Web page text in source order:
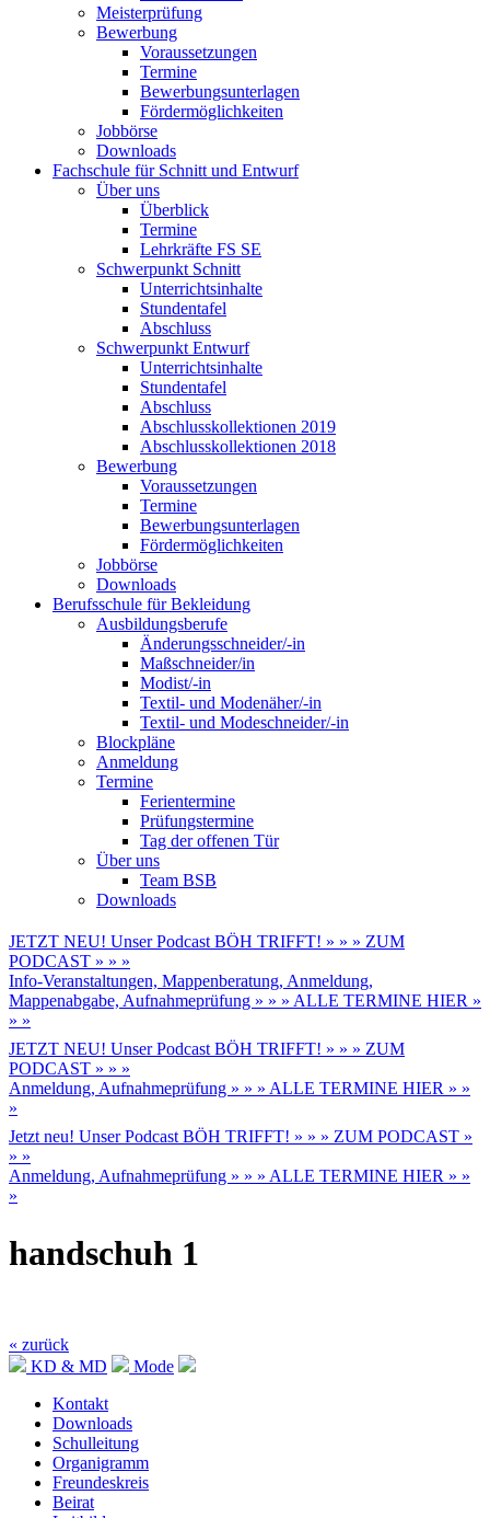
Meisterprüfung
Bewerbung
Voraussetzungen
Termine
Bewerbungsunterlagen
Fördermöglichkeiten
Jobbörse
Downloads
Fachschule für Schnitt und Entwurf
Über uns
Überblick
Termine
Lehrkräfte FS SE
Schwerpunkt Schnitt
Unterrichtsinhalte
Stundentafel
Abschluss
Schwerpunkt Entwurf
Unterrichtsinhalte
Stundentafel
Abschluss
Abschlusskollektionen 2019
Abschlusskollektionen 2018
Bewerbung
Voraussetzungen
Termine
Bewerbungsunterlagen
Fördermöglichkeiten
Jobbörse
Downloads
Berufsschule für Bekleidung
Ausbildungsberufe
Änderungsschneider/-in
Maßschneider/in
Modist/-in
Textil- und Modenäher/-in
Textil- und Modeschneider/-in
Blockpläne
Anmeldung
Termine
Ferientermine
Prüfungstermine
Tag der offenen Tür
Über uns
Team BSB
Downloads
JETZT NEU! Unser Podcast BÖH TRIFFT! » » » ZUM
PODCAST » » »
Info-Veranstaltungen, Mappenberatung, Anmeldung,
Mappenabgabe, Aufnahmeprüfung » » » ALLE TERMINE HIER »
» »
JETZT NEU! Unser Podcast BÖH TRIFFT! » » » ZUM
PODCAST » » »
Anmeldung, Aufnahmeprüfung » » » ALLE TERMINE HIER » »
»
Jetzt neu! Unser Podcast BÖH TRIFFT! » » » ZUM PODCAST »
» »
Anmeldung, Aufnahmeprüfung » » » ALLE TERMINE HIER » »
»
handschuh 1
« zurück
KD & MD
Mode
Kontakt
Downloads
Schulleitung
Organigramm
Freundeskreis
Beirat